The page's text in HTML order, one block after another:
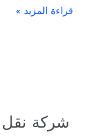
قراءة المزيد »
شركة نقل